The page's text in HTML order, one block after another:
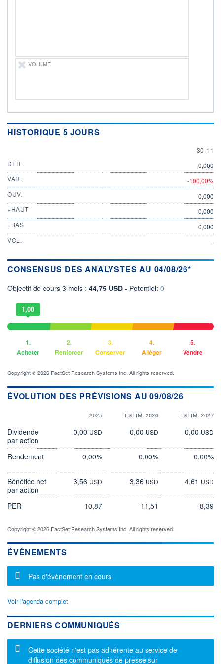
ÉLIGIBILITÉ
VOLUME
HISTORIQUE 5 JOURS
30
30-11
DER.
0,000
VAR.
-100,00%
OUV.
0,000
+HAUT
0,000
+BAS
0,000
VOL.
-
CONSENSUS DES ANALYSTES AU 04/08/26*
Objectif de cours 3 mois : 44,75 USD - Potentiel: 0
1,00
1.
Acheter
2.
Renforcer
3.
Conserver
4.
Alléger
5.
Vendre
Copyright © 2026 FactSet Research Systems Inc. All rights reserved.
ÉVOLUTION DES PRÉVISIONS AU 09/08/26
2025 ESTIM. 2026 ESTIM. 2027
Dividende
par action
0,00 USD 0,00 USD 0,00 USD
Rendement 0,00% 0,00% 0,00%
Bénéfice net
par action
3,56 USD 3,36 USD 4,61 USD
PER 10,87 11,51 8,39
Copyright © 2026 FactSet Research Systems Inc. All rights reserved.
ÉVÈNEMENTS
Message d'information
Pas d'évènement en cours
Voir l'agenda complet
DERNIERS COMMUNIQUÉS
Message d'information
Cette société n'est pas adhérente au service de
diffusion des communiqués de presse sur